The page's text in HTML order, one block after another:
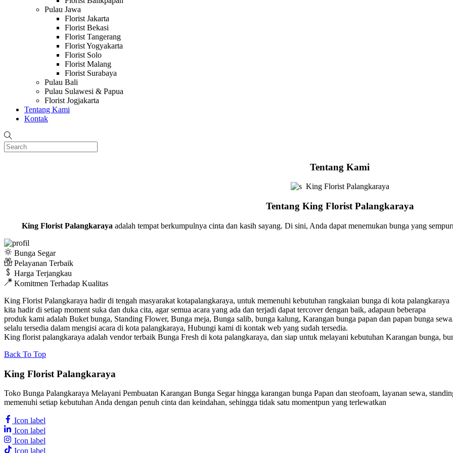
Pulau Jawa
Florist Jakarta
Florist Bekasi
Florist Tangerang
Florist Yogyakarta
Florist Solo
Florist Malang
Florist Surabaya
Pulau Bali
Pulau Sulawesi & Papua
Florist Jogjakarta
Tentang Kami
Kontak
Tentang Kami
King Florist Palangkaraya
Tentang King Florist Palangkaraya
King Florist Palangkaraya adalah tempat berkumpulnya cinta dan kasih sayang. Di sini, Anda dapat menemukan bunga yang
Bunga Segar
Pelayanan Terbaik
Harga Terjangkau
Komitmen Terhadap Kualitas
King Florist Palangkaraya hadir di tengah masyarakat kotapalangkaraya, untuk memenuhi kebutuhan rangkaian bunga di kota palangkaraya
kita hadir di setiap moment suka dan duka cita, agar semua acara yang ada dan terjadi dapat tercover dengan baik, adapaun beberapa
produk kami adalah Buket bunga, Standing Flower, Bunga meja, Bunga salib, bunga kalung, Karangan bunga papan dan papan bunga
selalu tersedia dalam mengisi acara di kota palangkaraya, Hubungi kami di kontak web yang sudah tersedia.
King florist palangkaraya adalah vendor terbaik Bunga Fresh di kota palangkaraya, dan siap untuk melayani kebutuhan Karangan bunga,
Back To Top
King Florist Palangkaraya
Toko Bunga Palangkaraya Melayani Pembuatan Karangan Bunga Segar hingga karangan bunga Papan dan steofoam, layanan sewa,
memenuhi setiap kebutuhan Anda dengan penuh cinta dan keindahan, sehingga tidak satu momentpun yang terlewatkan
Icon label
Icon label
Icon label
Icon label